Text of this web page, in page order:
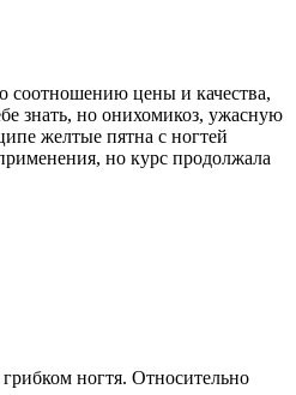
соотношению цены и качества,
знать, но онихомикоз, ужасную
желтые пятна с ногтей
но курс продолжала
ногтя. Относительно